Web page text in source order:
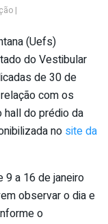
|
(Uefs)
do Vestibular
de 30 de
com os
do prédio da
no site da
9 a 16 de janeiro
observar o dia e
o